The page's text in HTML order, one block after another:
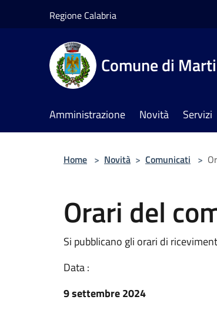
Regione Calabria
Comune di
Amministrazione Novità Servizi
Home > Novità > Comunicati >
Orari del
Si pubblicano gli orari di
Data :
9 settembre 2024